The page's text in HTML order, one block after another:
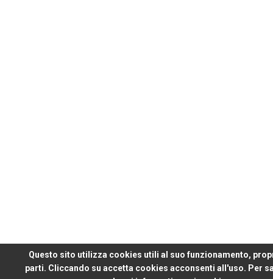
Questo sito utilizza cookies utili al suo funzionamento,
parti. Cliccando su accetta cookies acconsenti all'uso. Per